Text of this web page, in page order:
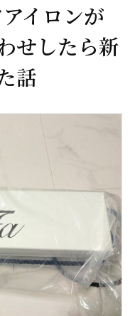
イロンが
せしたら新
話